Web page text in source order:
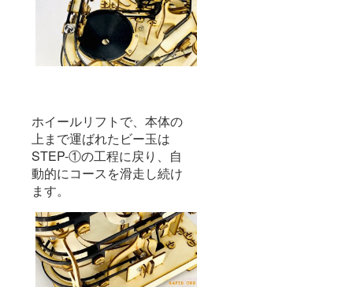
ホイールリフトで、本体の
上まで運ばれたビー玉は
STEP-①の工程に戻り、自
動的にコースを滑走し続け
ます。